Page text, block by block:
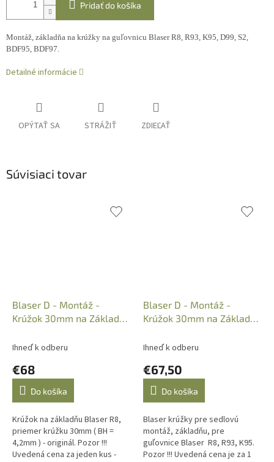
Pridať do košíka
Montáž, základňa na krúžky na guľovnicu Blaser R8, R93, K95, D99, S2,
BDF95, BDF97.
Detailné informácie
OPÝTAŤ SA STRÁŽIŤ ZDIEĽAŤ
Súvisiaci tovar
Blaser D - Montáž -
Krúžok 30mm na Základňu
Ihneď k odberu
€68
Do košíka
Krúžok na základňu Blaser R8,
priemer krúžku 30mm ( BH =
4,2mm ) - originál. Pozor !!!
Uvedená cena za jeden kus -
Blaser D - Montáž -
Krúžok 30mm na Základňu
Ihneď k odberu
€67,50
Do košíka
Blaser krúžky pre sedlovú
montáž, základňu, pre
guľovnice Blaser R8, R93, K95.
Pozor !!! Uvedená cena je za 1